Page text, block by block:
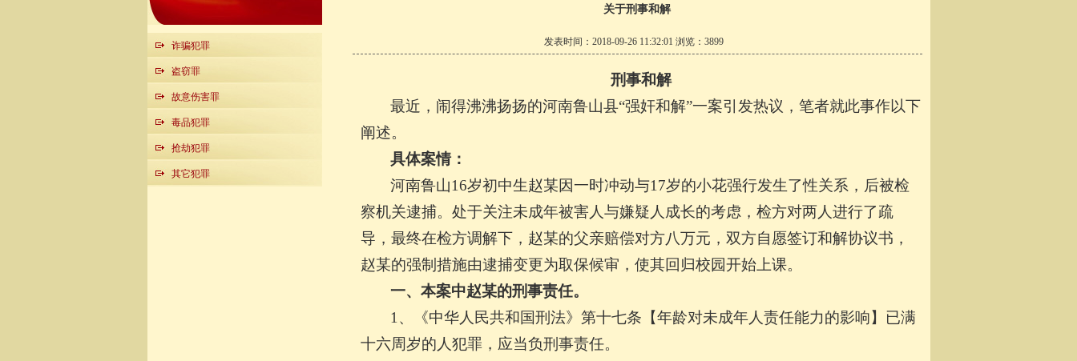
诈骗犯罪
盗窃罪
故意伤害罪
毒品犯罪
抢劫犯罪
其它犯罪
关于刑事和解
发表时间：2018-09-26 11:32:01 浏览：3899
刑事和解
最近，闹得沸沸扬扬的河南鲁山县“强奸和解”一案引发热议，笔者就此事作以下
阐述。
具体案情：
河南鲁山16岁初中生赵某因一时冲动与17岁的小花强行发生了性关系，后被检
察机关逮捕。处于关注未成年被害人与嫌疑人成长的考虑，检方对两人进行了疏
导，最终在检方调解下，赵某的父亲赔偿对方八万元，双方自愿签订和解协议书，
赵某的强制措施由逮捕变更为取保候审，使其回归校园开始上课。
一、本案中赵某的刑事责任。
1 、《中华人民共和国刑法》第十七条【年龄对未成年人责任能力的影响】已满
十六周岁的人犯罪，应当负刑事责任。